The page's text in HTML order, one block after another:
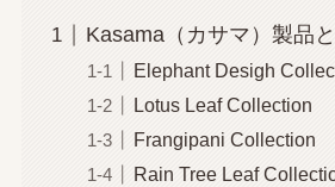
Kasama（カサマ）製品
Elephant Desigh
Lotus Leaf Collection
Frangipani Collection
Rain Tree Leaf